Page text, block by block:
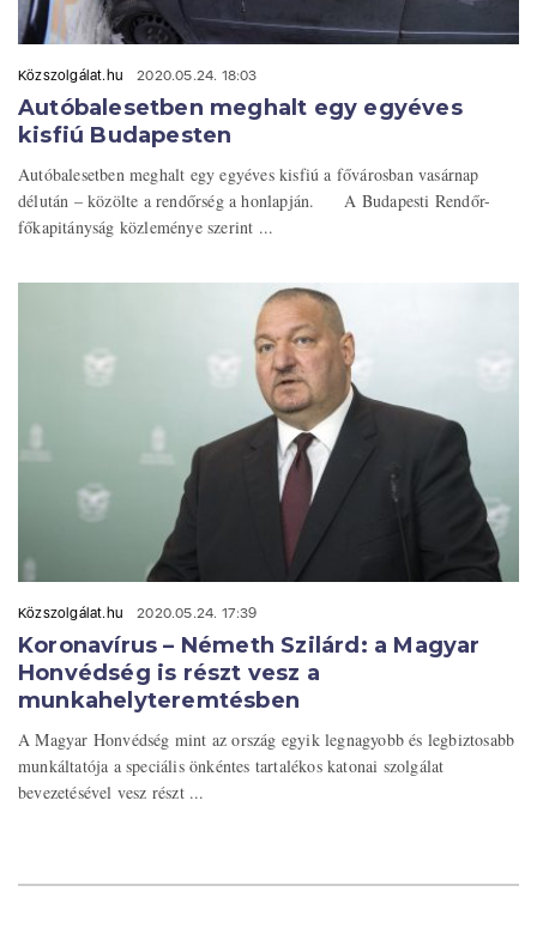
Közszolgálat.hu 2020.05.24. 18:03
Autóbalesetben meghalt egy egyéves
kisfiú Budapesten
Autóbalesetben meghalt egy egyéves kisfiú a fővárosban vasárnap
délután – közölte a rendőrség a honlapján. A Budapesti Rendőr-
főkapitányság közleménye szerint ...
Közszolgálat.hu 2020.05.24. 17:39
Koronavírus – Németh Szilárd: a Magyar
Honvédség is részt vesz a
munkahelyteremtésben
A Magyar Honvédség mint az ország egyik legnagyobb és legbiztosabb
munkáltatója a speciális önkéntes tartalékos katonai szolgálat
bevezetésével vesz részt ...